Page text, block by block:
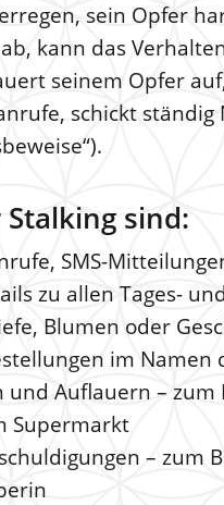
sein Opfer
kann das
seinem Opfer
schickt
sind:
SMS-
zu allen Tages-
Blumen oder
im Namen
und Auflauern –
Supermarkt
– zum